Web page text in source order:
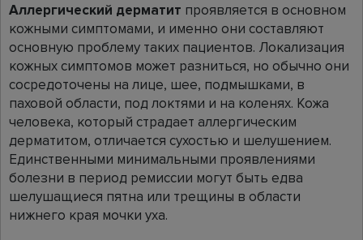
Аллергический дерматит проявляется в основном
кожными симптомами, и именно они составляют
основную проблему таких пациентов. Локализация
кожных симптомов может разниться, но обычно они
сосредоточены на лице, шее, подмышками, в
паховой области, под локтями и на коленях. Кожа
человека, который страдает аллергическим
дерматитом, отличается сухостью и шелушением.
Единственными минимальными проявлениями
болезни в период ремиссии могут быть едва
шелушащиеся пятна или трещины в области
нижнего края мочки уха.